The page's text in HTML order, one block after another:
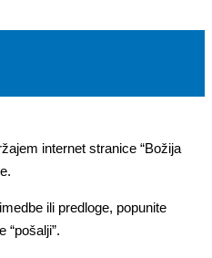
internet stranice “Božija
ili predloge, popunite
“pošalji”.